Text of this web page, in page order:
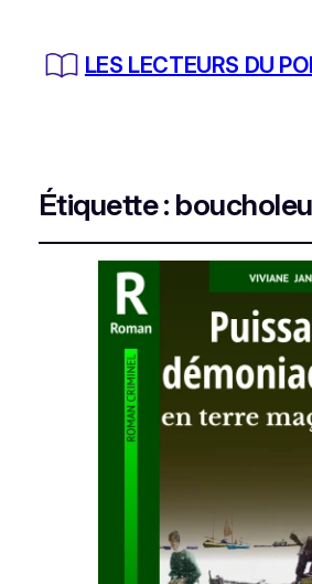
LES LECTEURS DU
Étiquette :